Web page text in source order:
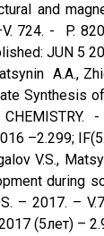
and
724. - P.
JUN 5
A.A.,
Synthesis
–2.299;
V.S.,
during
– 2017. –
(5лет) –